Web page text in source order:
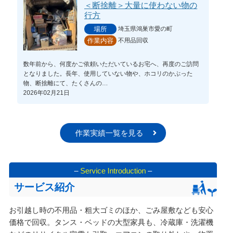
＜断捨離＞大量に使わない物の
行方
場所 埼玉県鴻巣市愛の町
作業内容 不用品回収
数年前から、何度かご依頼いただいているお宅へ、再度のご訪問
となりました。長年、使用していない物や、ホコリのかぶった
物、断捨離にて、たくさんの…
2026年02月21日
作業実績一覧を見る
– Service Introduction –
サービス紹介
お引越し時の不用品・粗大ゴミのほか、ごみ屋敷なども安心
価格で回収。タンス・ベッドの大型家具も、冷蔵庫・洗濯機